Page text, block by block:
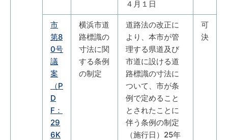
４月１日
市
第8
0号
議
案
（P
D
F：
29
6K
横浜市道
路標識の
寸法に関
する条例
の制定
道路法の改正に
より、本市が管
理する県道及び
市道に設ける道
路標識の寸法に
ついて、市が条
例で定めること
とされたことに
伴う条例の制定
（施行日）25年
可
決